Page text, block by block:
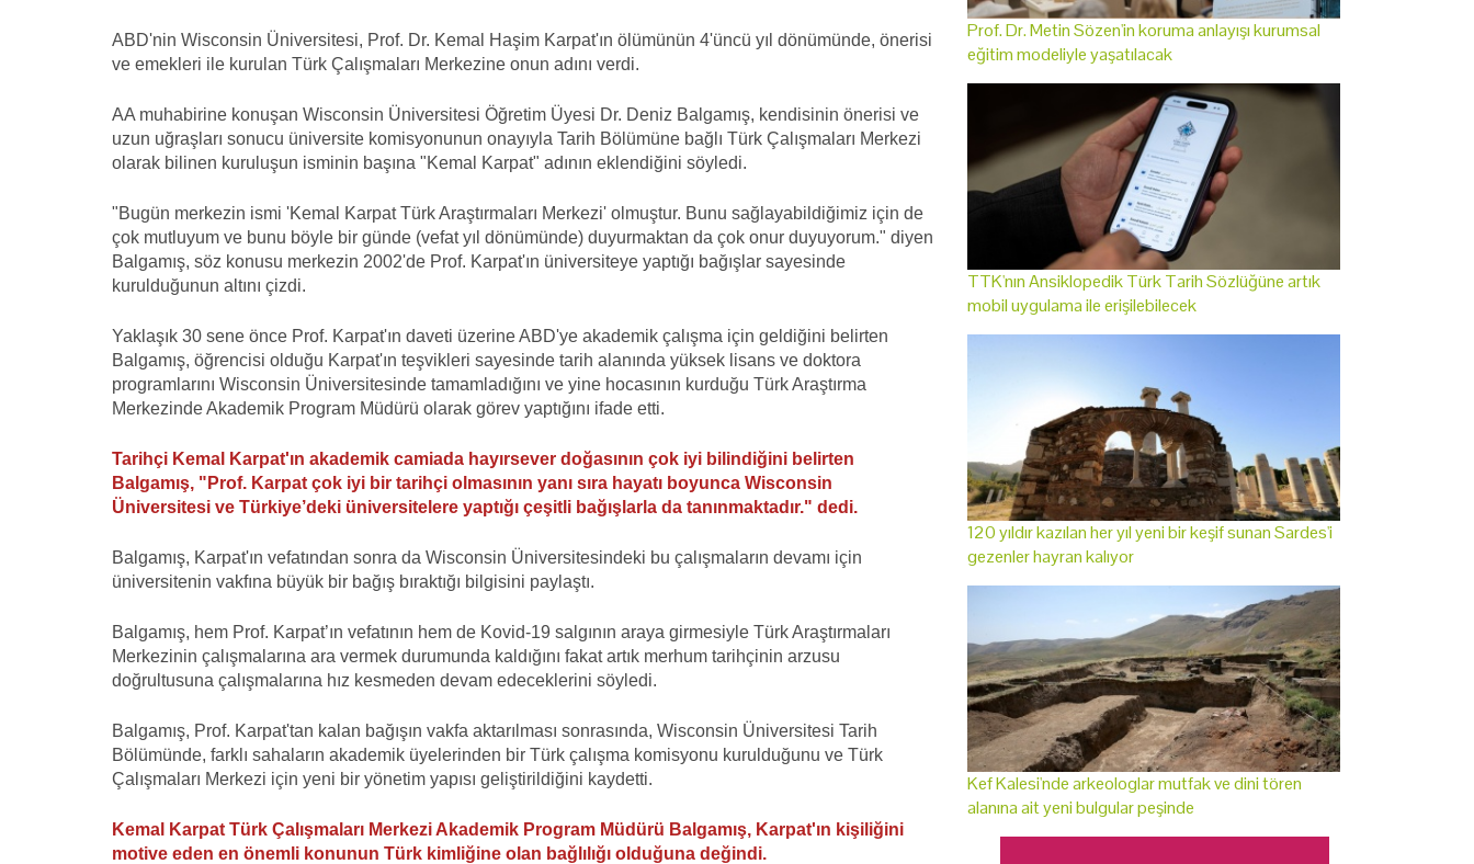
ABD'nin Wisconsin Üniversitesi, Prof. Dr. Kemal Haşim Karpat'ın ölümünün 4'üncü yıl dönümünde, önerisi
ve emekleri ile kurulan Türk Çalışmaları Merkezine onun adını verdi.
AA muhabirine konuşan Wisconsin Üniversitesi Öğretim Üyesi Dr. Deniz Balgamış, kendisinin önerisi ve
uzun uğraşları sonucu üniversite komisyonunun onayıyla Tarih Bölümüne bağlı Türk Çalışmaları Merkezi
olarak bilinen kuruluşun isminin başına "Kemal Karpat" adının eklendiğini söyledi.
"Bugün merkezin ismi 'Kemal Karpat Türk Araştırmaları Merkezi' olmuştur. Bunu sağlayabildiğimiz için de
çok mutluyum ve bunu böyle bir günde (vefat yıl dönümünde) duyurmaktan da çok onur duyuyorum." diyen
Balgamış, söz konusu merkezin 2002'de Prof. Karpat'ın üniversiteye yaptığı bağışlar sayesinde
kurulduğunun altını çizdi.
Yaklaşık 30 sene önce Prof. Karpat'ın daveti üzerine ABD'ye akademik çalışma için geldiğini belirten
Balgamış, öğrencisi olduğu Karpat'ın teşvikleri sayesinde tarih alanında yüksek lisans ve doktora
programlarını Wisconsin Üniversitesinde tamamladığını ve yine hocasının kurduğu Türk Araştırma
Merkezinde Akademik Program Müdürü olarak görev yaptığını ifade etti.
Tarihçi Kemal Karpat'ın akademik camiada hayırsever doğasının çok iyi bilindiğini belirten
Balgamış, "Prof. Karpat çok iyi bir tarihçi olmasının yanı sıra hayatı boyunca Wisconsin
Üniversitesi ve Türkiye’deki üniversitelere yaptığı çeşitli bağışlarla da tanınmaktadır." dedi.
Balgamış, Karpat'ın vefatından sonra da Wisconsin Üniversitesindeki bu çalışmaların devamı için
üniversitenin vakfına büyük bir bağış bıraktığı bilgisini paylaştı.
Balgamış, hem Prof. Karpat’ın vefatının hem de Kovid-19 salgının araya girmesiyle Türk Araştırmaları
Merkezinin çalışmalarına ara vermek durumunda kaldığını fakat artık merhum tarihçinin arzusu
doğrultusuna çalışmalarına hız kesmeden devam edeceklerini söyledi.
Balgamış, Prof. Karpat'tan kalan bağışın vakfa aktarılması sonrasında, Wisconsin Üniversitesi Tarih
Bölümünde, farklı sahaların akademik üyelerinden bir Türk çalışma komisyonu kurulduğunu ve Türk
Çalışmaları Merkezi için yeni bir yönetim yapısı geliştirildiğini kaydetti.
Kemal Karpat Türk Çalışmaları Merkezi Akademik Program Müdürü Balgamış, Karpat'ın kişiliğini
motive eden en önemli konunun Türk kimliğine olan bağlılığı olduğuna değindi.
Prof. Dr. Metin Sözen'in koruma anlayışı kurumsal
eğitim modeliyle yaşatılacak
TTK'nın Ansiklopedik Türk Tarih Sözlüğüne artık
mobil uygulama ile erişilebilecek
120 yıldır kazılan her yıl yeni bir keşif sunan Sardes'i
gezenler hayran kalıyor
Kef Kalesi'nde arkeologlar mutfak ve dini tören
alanına ait yeni bulgular peşinde